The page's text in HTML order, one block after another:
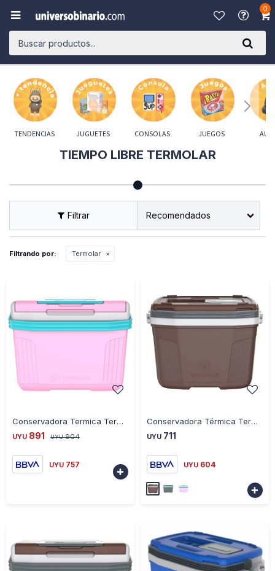
0

TENDENCIAS JUGUETES CONSOLAS JUEGOS
TIEMPO LIBRE TERMOLAR
Recomendados
Filtrando por: Termolar
Conservadora Termica Termolar 20 Litros - ROSA
UYU 891 UYU 904
UYU 757

Conservadora Térmica Termolar 8 Litros - MARRON
UYU 711
UYU 604
